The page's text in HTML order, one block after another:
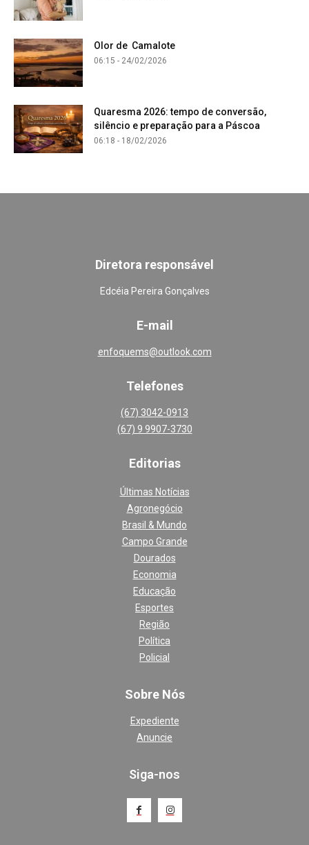
Olor de Camalote
06:15 - 24/02/2026
Quaresma 2026: tempo de conversão,
silêncio e preparação para a Páscoa
06:18 - 18/02/2026
Diretora responsável
Edcéia Pereira Gonçalves
E-mail
enfoquems@outlook.com
Telefones
(67) 3042-0913
(67) 9 9907-3730
Editorias
Últimas Notícias
Agronegócio
Brasil & Mundo
Campo Grande
Dourados
Economia
Educação
Esportes
Região
Política
Policial
Sobre Nós
Expediente
Anuncie
Siga-nos